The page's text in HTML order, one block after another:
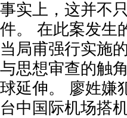
事实上，这并不
件。 在此案发生
当局甫强行实施
与思想审查的触
球延伸。 廖姓嫌
台中国际机场搭